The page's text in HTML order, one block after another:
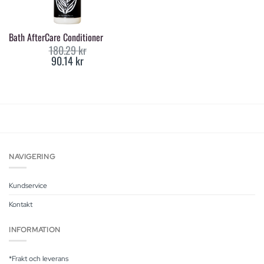
Bath AfterCare Conditioner
180.29kr
Original
price
90.14krCurrent
price
NAVIGERING
Kundservice
Kontakt
INFORMATION
*Frakt och leverans